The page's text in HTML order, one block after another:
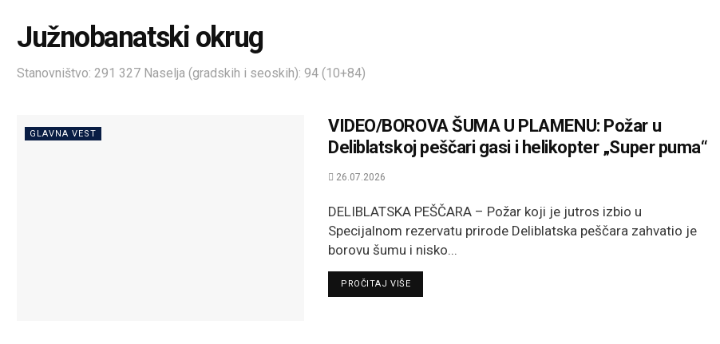
Južnobanatski okrug
Stanovništvo: 291 327 Naselja (gradskih i seoskih): 94 (10+84)
GLAVNA VEST
VIDEO/BOROVA ŠUMA U PLAMENU: Požar u
Deliblatskoj peščari gasi i helikopter „Super puma“
26.07.2026
DELIBLATSKA PEŠČARA – Požar koji je jutros izbio u
Specijalnom rezervatu prirode Deliblatska peščara zahvatio je
borovu šumu i nisko...
PROČITAJ VIŠEDETAILS